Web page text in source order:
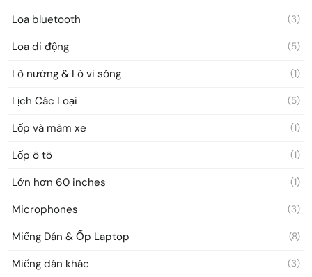
Loa bluetooth (3)
Loa di động (5)
Lò nướng & Lò vi sóng (1)
Lịch Các Loại (5)
Lốp và mâm xe (1)
Lốp ô tô (1)
Lớn hơn 60 inches (1)
Microphones (3)
Miếng Dán & Ốp Laptop (8)
Miếng dán khác (3)